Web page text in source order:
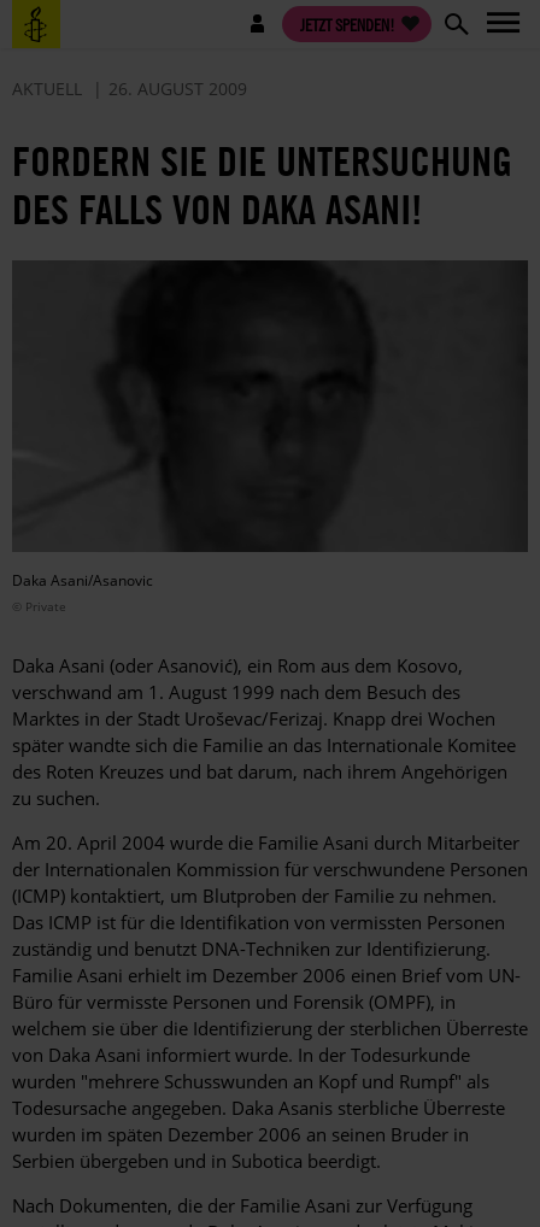
Direkt
zum
Benutzermenü JETZT SPENDEN!
AKTUELL 26. AUGUST 2009
FORDERN SIE DIE UNTERSUCHUNG
DES FALLS VON DAKA ASANI!
Daka Asani/Asanovic
© Private
Daka Asani (oder Asanović), ein Rom aus dem Kosovo,
verschwand am 1. August 1999 nach dem Besuch des
Marktes in der Stadt Uroševac/Ferizaj. Knapp drei Wochen
später wandte sich die Familie an das Internationale Komitee
des Roten Kreuzes und bat darum, nach ihrem Angehörigen
zu suchen.
Am 20. April 2004 wurde die Familie Asani durch Mitarbeiter
der Internationalen Kommission für verschwundene Personen
(ICMP) kontaktiert, um Blutproben der Familie zu nehmen.
Das ICMP ist für die Identifikation von vermissten Personen
zuständig und benutzt DNA-Techniken zur Identifizierung.
Familie Asani erhielt im Dezember 2006 einen Brief vom UN-
Büro für vermisste Personen und Forensik (OMPF), in
welchem sie über die Identifizierung der sterblichen Überreste
von Daka Asani informiert wurde. In der Todesurkunde
wurden "mehrere Schusswunden an Kopf und Rumpf" als
Todesursache angegeben. Daka Asanis sterbliche Überreste
wurden im späten Dezember 2006 an seinen Bruder in
Serbien übergeben und in Subotica beerdigt.
Nach Dokumenten, die der Familie Asani zur Verfügung